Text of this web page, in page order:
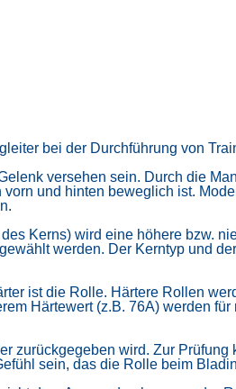
bei der Durchführung von
versehen sein. Durch die
und hinten beweglich ist.
Kerns) wird eine höhere bzw.
werden. Der Kerntyp und
ist die Rolle. Härtere Rollen
Härtewert (z.B. 76A) werden
zurückgegeben wird. Zur
sein, das die Rolle beim